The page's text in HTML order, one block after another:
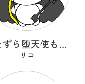
いたずら堕天使もんもん
リコ